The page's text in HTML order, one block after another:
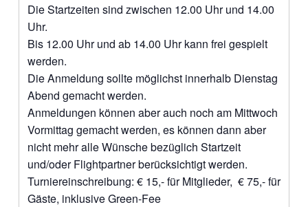
Die Startzeiten sind zwischen 12.00 Uhr und 14.00
Uhr.
Bis 12.00 Uhr und ab 14.00 Uhr kann frei gespielt
werden.
Die Anmeldung sollte möglichst innerhalb Dienstag
Abend gemacht werden.
Anmeldungen können aber auch noch am Mittwoch
Vormittag gemacht werden, es können dann aber
nicht mehr alle Wünsche bezüglich Startzeit
und/oder Flightpartner berücksichtigt werden.
Turniereinschreibung: € 15,- für Mitglieder, € 75,- für
Gäste, inklusive Green-Fee